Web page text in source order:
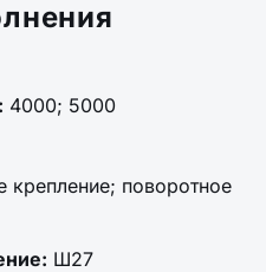
4000; 5000
крепление; поворотное
Ш27